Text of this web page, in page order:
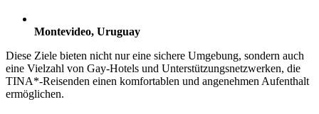
Montevideo, Uruguay
Diese Ziele bieten nicht nur eine sichere Umgebung, sondern auch
eine Vielzahl von Gay-Hotels und Unterstützungsnetzwerken, die
TINA*-Reisenden einen komfortablen und angenehmen Aufenthalt
ermöglichen.